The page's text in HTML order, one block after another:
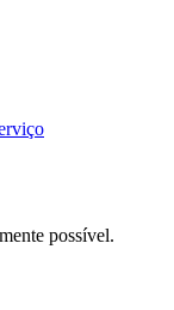
possível.